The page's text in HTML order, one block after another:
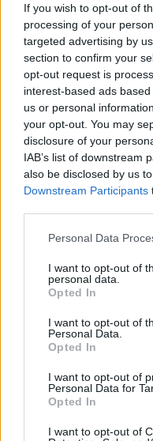
If you wish to opt-out of
processing of your
targeted advertising by
section to confirm your
opt-out request is
interest-based ads
us or personal
your opt-out. You may
disclosure of your
IAB’s list of downstream
also be disclosed by us
Downstream Participants
Personal Data
I want to opt-out of
personal data.
Opted In
I want to opt-out of
Personal Data.
Opted In
I want to opt-out of
Personal Data for
Opted In
I want to opt-out of
1 ČL octu
1 mrkva
1/4 bielej kapusty
1/2 ČL cukru
3 PL
Soľ a zelená
Postup:
Cviklu si uvarte,
Kapustu
nastrúhajte na
Nakladané
najemno.
Kapustu
zelenina pustila
Pridajte repu,
cukor a ocot.
nerafinovaným
Šalát bude
S
e
a
r
c
h
f
o
r
: